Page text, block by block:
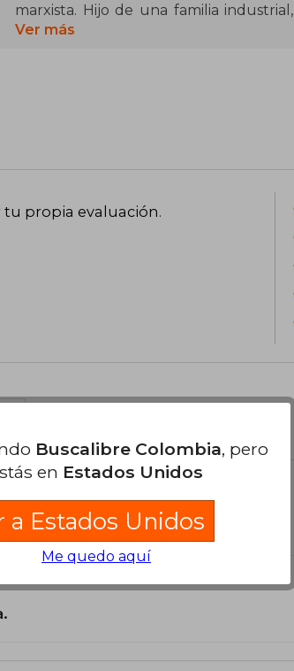
marxista. Hijo de una familia
empresarial con un profundo interés
autor de textos fundamentales
ha sido central en los debates políticos,
XX, aunque no recibió premios formales
Ver más
propia evaluación.
Buscalibre Colombia, pero
en Estados Unidos
a Estados Unidos
Me quedo aquí